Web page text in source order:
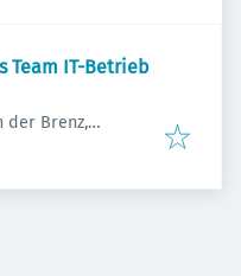
Team IT-Betrieb
der Brenz,